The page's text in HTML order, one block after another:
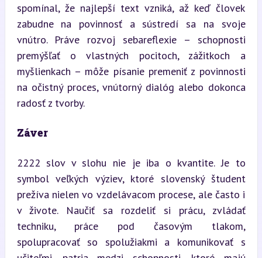
spomínal, že najlepší text vzniká, až keď človek
zabudne na povinnosť a sústredí sa na svoje
vnútro. Práve rozvoj sebareflexie – schopnosti
premýšľať o vlastných pocitoch, zážitkoch a
myšlienkach – môže písanie premeniť z povinnosti
na očistný proces, vnútorný dialóg alebo dokonca
radosť z tvorby.
Záver
2222 slov v slohu nie je iba o kvantite. Je to
symbol veľkých výziev, ktoré slovenský študent
prežíva nielen vo vzdelávacom procese, ale často i
v živote. Naučiť sa rozdeliť si prácu, zvládať
techniku, práce pod časovým tlakom,
spolupracovať so spolužiakmi a komunikovať s